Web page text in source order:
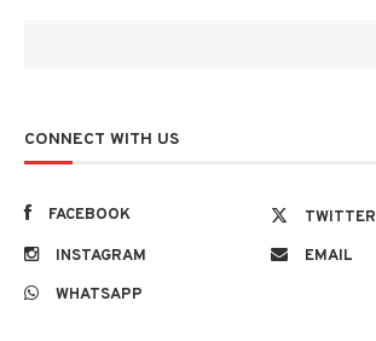
CONNECT WITH US
FACEBOOK
TWITTER
INSTAGRAM
EMAIL
WHATSAPP